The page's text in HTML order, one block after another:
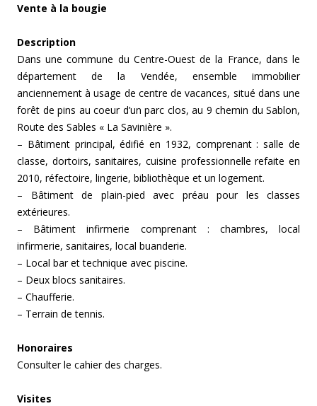
Vente à la bougie
Description
Dans une commune du Centre-Ouest de la France, dans le
département de la Vendée, ensemble immobilier
anciennement à usage de centre de vacances, situé dans une
forêt de pins au coeur d’un parc clos, au 9 chemin du Sablon,
Route des Sables « La Savinière ».
– Bâtiment principal, édifié en 1932, comprenant : salle de
classe, dortoirs, sanitaires, cuisine professionnelle refaite en
2010, réfectoire, lingerie, bibliothèque et un logement.
– Bâtiment de plain-pied avec préau pour les classes
extérieures.
– Bâtiment infirmerie comprenant : chambres, local
infirmerie, sanitaires, local buanderie.
– Local bar et technique avec piscine.
– Deux blocs sanitaires.
– Chaufferie.
– Terrain de tennis.
Honoraires
Consulter le cahier des charges.
Visites